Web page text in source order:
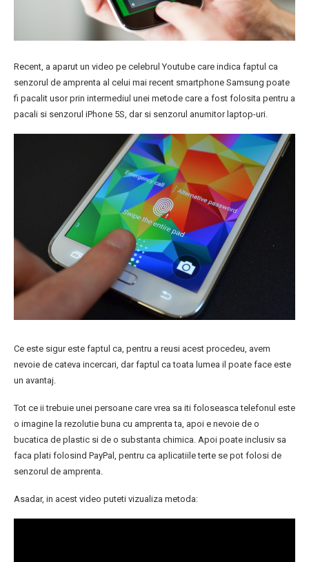
Recent, a aparut un video pe celebrul Youtube care indica faptul ca
senzorul de amprenta al celui mai recent smartphone Samsung poate
fi pacalit usor prin intermediul unei metode care a fost folosita pentru a
pacali si senzorul iPhone 5S, dar si senzorul anumitor laptop-uri.
Ce este sigur este faptul ca, pentru a reusi acest procedeu, avem
nevoie de cateva incercari, dar faptul ca toata lumea il poate face este
un avantaj.
Tot ce ii trebuie unei persoane care vrea sa iti foloseasca telefonul este
o imagine la rezolutie buna cu amprenta ta, apoi e nevoie de o
bucatica de plastic si de o substanta chimica. Apoi poate inclusiv sa
faca plati folosind PayPal, pentru ca aplicatiile terte se pot folosi de
senzorul de amprenta.
Asadar, in acest video puteti vizualiza metoda: